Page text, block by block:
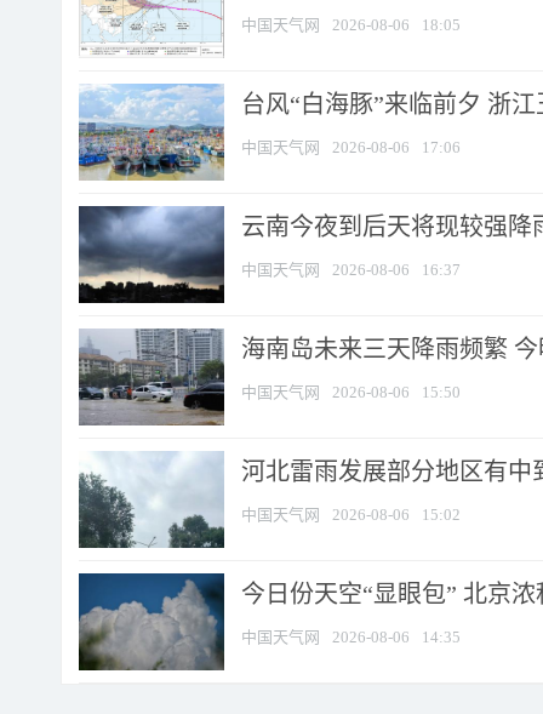
中国天气网 2026-08-06 18:05
台风“白海豚”来临前夕 浙
中国天气网 2026-08-06 17:06
云南今夜到后天将现较强降
中国天气网 2026-08-06 16:37
海南岛未来三天降雨频繁
中国天气网 2026-08-06 15:50
河北雷雨发展部分地区有中
中国天气网 2026-08-06 15:02
今日份天空“显眼包” 北京
中国天气网 2026-08-06 14:35